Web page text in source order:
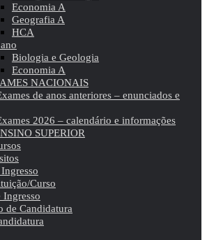
Economia A
Geografia A
HCA
Biologia e Geologia
Economia A
NACIONAIS
de anos anteriores – enunciados e
2026 – calendário e informações
SUPERIOR
Curso
Ingresso
de Candidatura